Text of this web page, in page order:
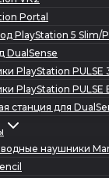
Portal
PlayStation 5 Slim/
DualSense
PlayStation PULSE
PlayStation PULSE
станция для
наушники